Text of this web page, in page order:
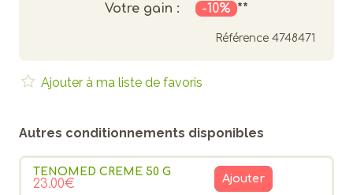
Votre gain : -10% **
Référence 4748471
Ajouter à ma liste de favoris
Autres conditionnements disponibles
TENOMED CREME 50 G
23.00€ Ajouter